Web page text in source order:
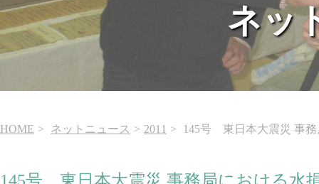
ネッ
HOME ネットニュース 2011 145号 東日本大震災 事